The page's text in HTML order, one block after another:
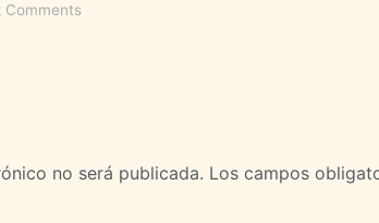
Comments
no será publicada. Los campos